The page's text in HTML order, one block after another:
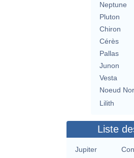
Neptune
Pluton
Chiron
Cérès
Pallas
Junon
Vesta
Noeud
Lilith
Liste
Jupiter